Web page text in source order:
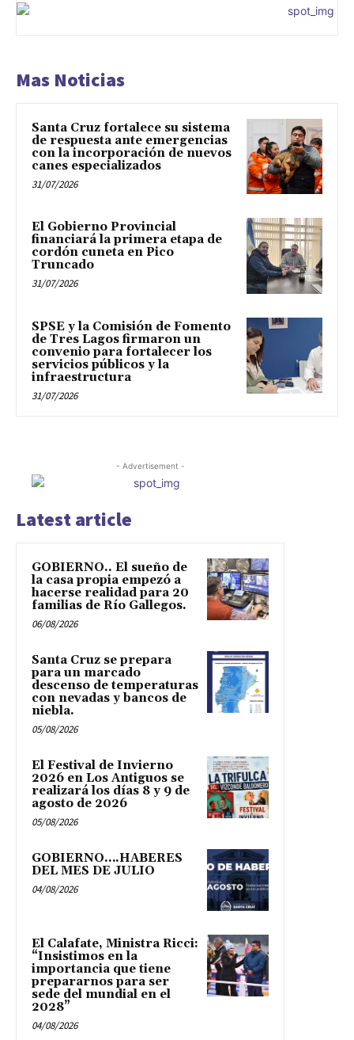
Mas Noticias
Santa Cruz fortalece su sistema
de respuesta ante emergencias
con la incorporación de nuevos
canes especializados
31/07/2026
El Gobierno Provincial
financiará la primera etapa de
cordón cuneta en Pico
Truncado
31/07/2026
SPSE y la Comisión de Fomento
de Tres Lagos firmaron un
convenio para fortalecer los
servicios públicos y la
infraestructura
31/07/2026
- Advertisement -
Latest article
GOBIERNO.. El sueño de
la casa propia empezó a
hacerse realidad para 20
familias de Río Gallegos.
06/08/2026
Santa Cruz se prepara
para un marcado
descenso de temperaturas
con nevadas y bancos de
niebla.
05/08/2026
El Festival de Invierno
2026 en Los Antiguos se
realizará los días 8 y 9 de
agosto de 2026
05/08/2026
GOBIERNO….HABERES
DEL MES DE JULIO
04/08/2026
El Calafate, Ministra Ricci:
“Insistimos en la
importancia que tiene
prepararnos para ser
sede del mundial en el
2028”
04/08/2026